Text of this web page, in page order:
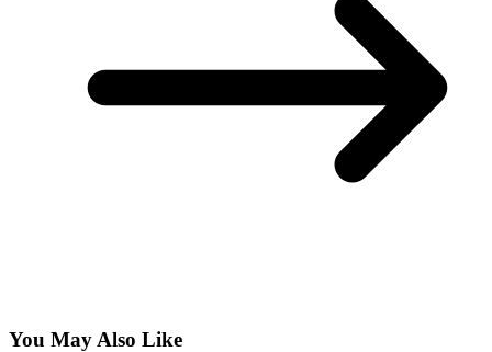
You May Also Like